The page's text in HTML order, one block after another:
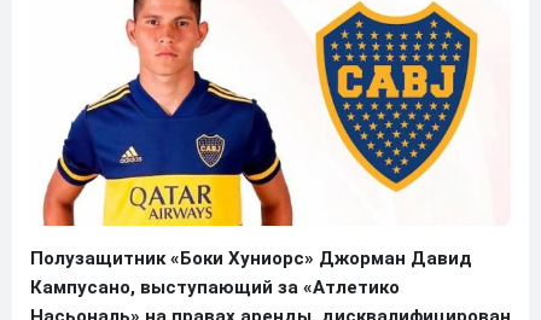
Полузащитник «Боки Хуниорс» Джорман Давид
Кампусано, выступающий за «Атлетико